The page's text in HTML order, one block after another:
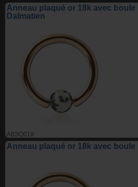
Anneau plaqué or 18k avec boule
Dalmatien
ABSQ018
Anneau plaqué or 18k avec